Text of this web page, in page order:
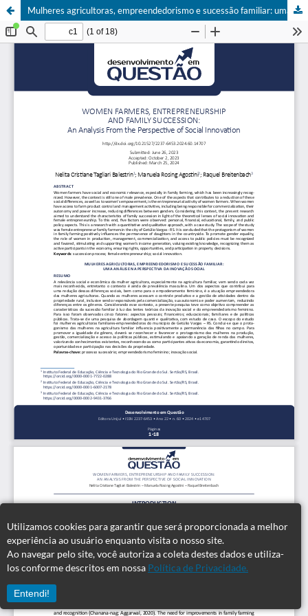
Utilizamos cookies para garantir que será proporcionada a melhor
experiência ao usuário enquanto visita o nosso site.
Ao navegar pelo site, você autoriza a coleta destes dados e utiliza-
los conforme descritos em nossa Política de Privacidade.
Entendi!
Mulheres agricultoras, empreendedorismo e sucessão familiar: uma análise na perspectiva da inovação social